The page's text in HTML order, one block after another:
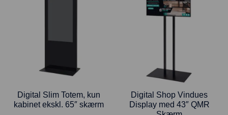
Digital Slim Totem, kun
kabinet ekskl. 65″ skærm
Digital Shop Vindues
Display med 43″ QMR